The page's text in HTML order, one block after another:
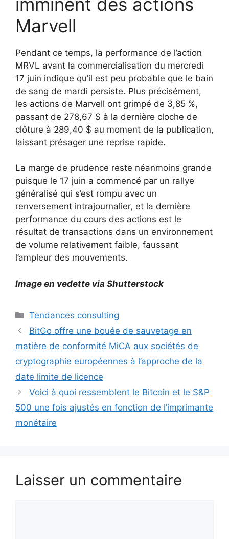
Marvell
Pendant ce temps, la performance de l’action
MRVL avant la commercialisation du mercredi
17 juin indique qu’il est peu probable que le bain
de sang de mardi persiste. Plus précisément,
les actions de Marvell ont grimpé de 3,85 %,
passant de 278,67 $ à la dernière cloche de
clôture à 289,40 $ au moment de la publication,
laissant présager une reprise rapide.
La marge de prudence reste néanmoins grande
puisque le 17 juin a commencé par un rallye
généralisé qui s’est rompu avec un
renversement intrajournalier, et la dernière
performance du cours des actions est le
résultat de transactions dans un environnement
de volume relativement faible, faussant
l’ampleur des mouvements.
Image en vedette via Shutterstock
Catégories
Tendances consulting
BitGo offre une bouée de sauvetage en
matière de conformité MiCA aux sociétés de
cryptographie européennes à l’approche de la
date limite de licence
Voici à quoi ressemblent le Bitcoin et le S&P
500 une fois ajustés en fonction de l’imprimante
monétaire
Laisser un commentaire